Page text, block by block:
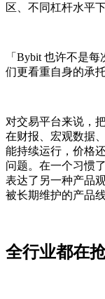
区、不同杠杆水平
「Bybit 也许不是
们更看重自身的承
对交易平台来说，
在财报、宏观数据
能持续运行，价格
问题。在一个习惯
表达了另一种产品
被长期维护的产品线
全行业都在